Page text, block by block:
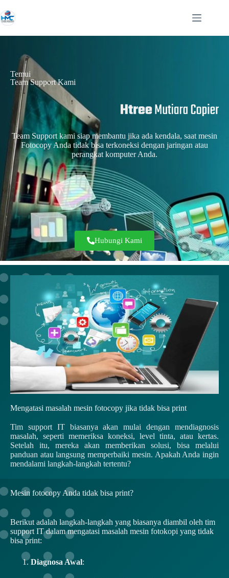
Temui
Team Support Kami
Team Support kami siap membantu jika ada kendala, saat mesin
Fotocopy Anda tidak bisa terkoneksi dengan jaringan atau
perangkat komputer Anda.
Hubungi Kami
Mengatasi masalah mesin fotocopy jika tidak bisa print
Tim support IT biasanya akan mulai dengan mendiagnosis
masalah, seperti memeriksa koneksi, level tinta, atau kertas.
Setelah itu, mereka akan memberikan solusi, bisa melalui
panduan atau langsung memperbaiki mesin. Apakah Anda ingin
mendalami langkah-langkah tertentu?
Mesin fotocopy Anda tidak bisa print?
Berikut adalah langkah-langkah yang biasanya diambil oleh tim
support IT dalam mengatasi masalah mesin fotokopi yang tidak
bisa print:
Diagnosa Awal: